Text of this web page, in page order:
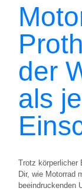
der
als
Trotz körperlicher
Dir, wie Motorrad
beeindruckenden